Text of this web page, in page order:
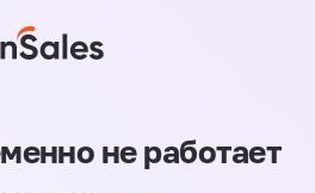
не работает